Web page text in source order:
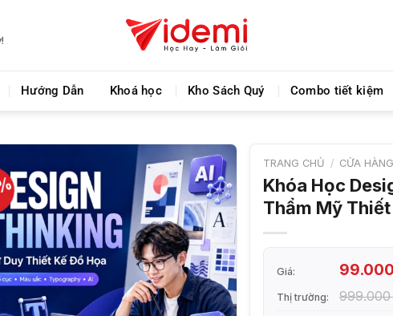
Chia sẻ khoá học giá rẻ cho những ai hạn hẹp về tài chính
Hướng Dẫn Khoá học Kho Sách Quý Combo tiết kiệm
TRANG CHỦ / CỬA HÀNG
Khóa Học
Thẩm Mỹ
Giá:
Thị trường: